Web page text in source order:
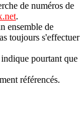
de numéros de
.
ensemble de
toujours s'effectuer
pourtant que
référencés.